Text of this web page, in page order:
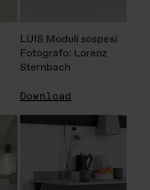
LUIS Moduli sospesi
Fotografo: Lorenz
Sternbach
Download